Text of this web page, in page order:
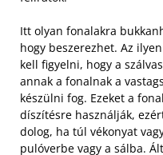
Itt olyan fonalakra
hogy beszerezhet. Az
kell figyelni, hogy a
annak a fonalnak a
készülni fog. Ezeket a
díszítésre használják,
dolog, ha túl vékonyat
pulóverbe vagy a sálba.